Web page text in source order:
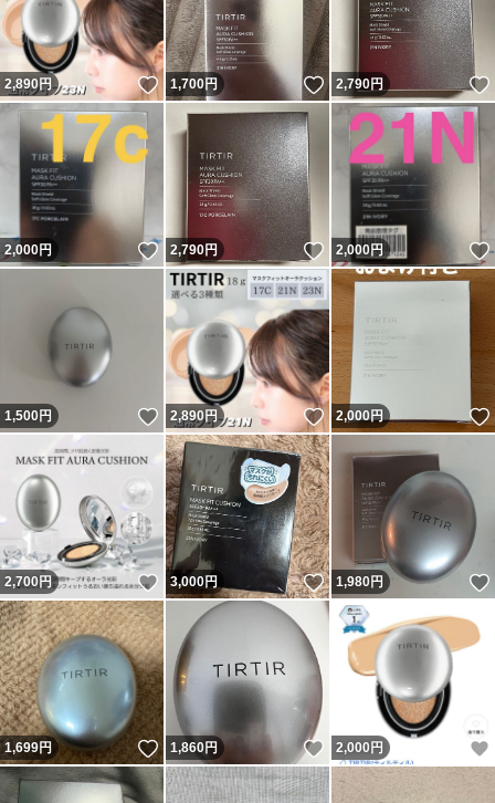
2,890円 いいね！
1,700円 いいね！
2,790円
2,000円 いいね！
2,790円 いいね！
2,000円
1,500円 いいね！
2,890円 いいね！
2,000円
2,700円 いいね！
3,000円 いいね！
1,980円
1,699円 いいね！
1,860円 いいね！
2,000 円